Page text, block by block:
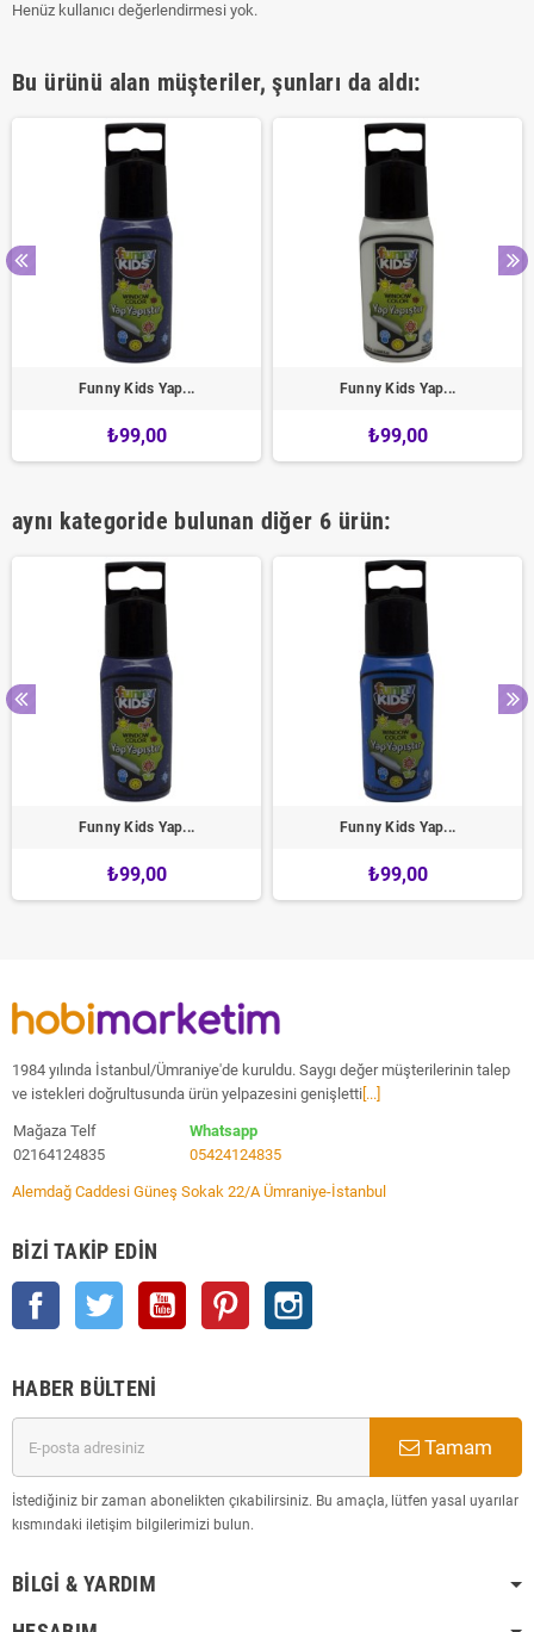
Henüz kullanıcı değerlendirmesi yok.
Bu ürünü alan müşteriler, şunları da aldı:
Funny Kids Yap...
₺99,00
Funny Kids Yap...
₺99,00
aynı kategoride bulunan diğer 6 ürün:
Funny Kids Yap...
₺99,00
Funny Kids Yap...
₺99,00
1984 yılında İstanbul/Ümraniye'de kuruldu. Saygı değer müşterilerinin talep
ve istekleri doğrultusunda ürün yelpazesini genişletti [...]
Mağaza Telf
02164124835
Whatsapp
05424124835
Alemdağ Caddesi Güneş Sokak 22/A Ümraniye-İstanbul
BIZI TAKIP EDIN
Facebook Twitter YouTube Pinterest
HABER BÜLTENI
Tamam
İstediğiniz bir zaman abonelikten çıkabilirsiniz. Bu amaçla, lütfen yasal uyarılar
kısmındaki iletişim bilgilerimizi bulun.
BILGI & YARDIM